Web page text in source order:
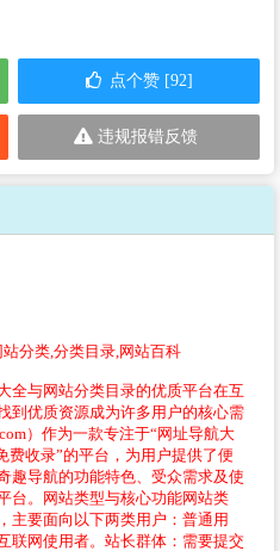
点个赞 [92]
违规报错反馈
分类,分类目录,网站百科
全与网站分类目录的优质平台在互
到优质资源成为许多用户的核心需
）作为一款专注于“网址导航大
费收录”的平台，为用户提供了便
趣导航的功能特色、受众需求及使
台。网站类型与核心功能网站类
主要面向以下两类用户：普通用
联网使用者。站长群体：需要提交